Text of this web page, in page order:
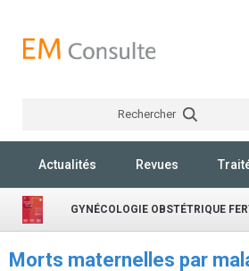
Rechercher
Actualités Revues
GYNÉCOLOGIE OBSTÉTRIQUE
Morts maternelles par